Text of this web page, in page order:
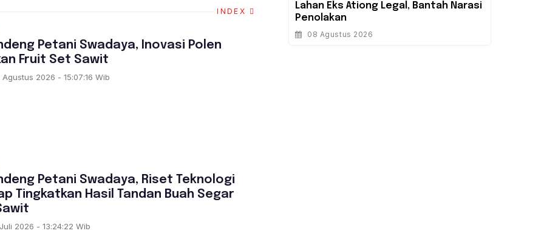
INDEX
Petani Swadaya, Inovasi Polen
Fruit Set Sawit
2026 - 15:07:16 Wib
Petani Swadaya, Riset Teknologi
Tingkatkan Hasil Tandan Buah Segar
2026 - 13:24:22 Wib
Lahan Eks Ationg Legal, Bantah Narasi
Penolakan
08 Agustus 2026